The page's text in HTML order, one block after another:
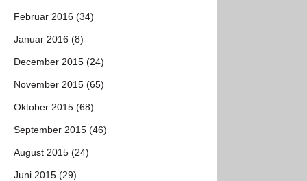
Februar 2016 (34)
Januar 2016 (8)
December 2015 (24)
November 2015 (65)
Oktober 2015 (68)
September 2015 (46)
August 2015 (24)
Juni 2015 (29)